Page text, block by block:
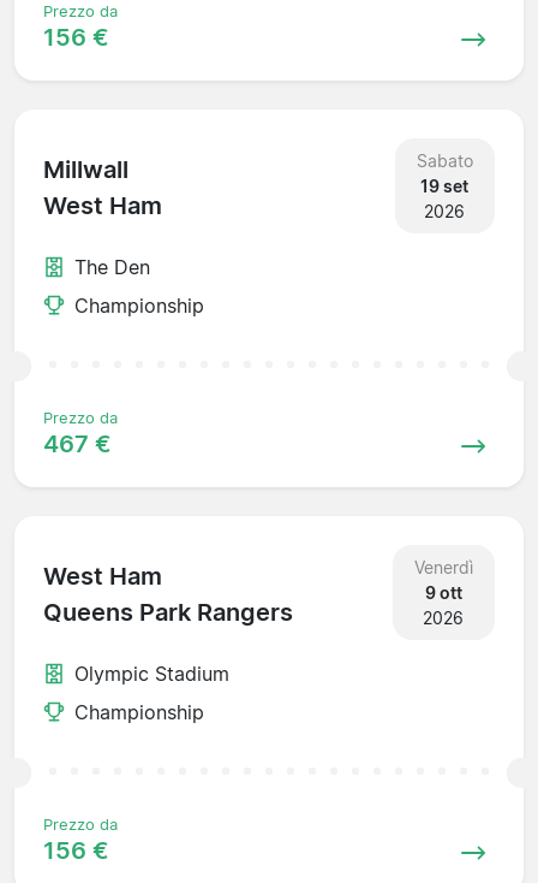
Prezzo da
156 €
Millwall
West Ham
Sabato
19 set
2026
The Den
Championship
Prezzo da
467 €
West Ham
Queens Park Rangers
Venerdì
9 ott
2026
Olympic Stadium
Championship
Prezzo da
156 €